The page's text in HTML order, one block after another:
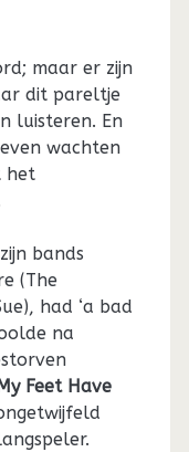
maar er zijn
dit pareltje
luisteren. En
wachten
het
bands
(The
had ‘a bad
na
My Feet Have